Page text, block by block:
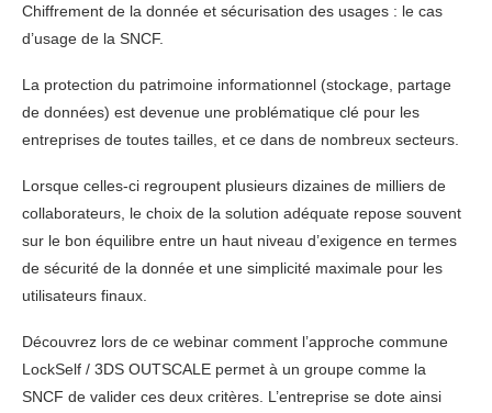
Chiffrement de la donnée et sécurisation des usages : le cas
d’usage de la SNCF.
La protection du patrimoine informationnel (stockage, partage
de données) est devenue une problématique clé pour les
entreprises de toutes tailles, et ce dans de nombreux secteurs.
Lorsque celles-ci regroupent plusieurs dizaines de milliers de
collaborateurs, le choix de la solution adéquate repose souvent
sur le bon équilibre entre un haut niveau d’exigence en termes
de sécurité de la donnée et une simplicité maximale pour les
utilisateurs finaux.
Découvrez lors de ce webinar comment l’approche commune
LockSelf / 3DS OUTSCALE permet à un groupe comme la
SNCF de valider ces deux critères. L’entreprise se dote ainsi